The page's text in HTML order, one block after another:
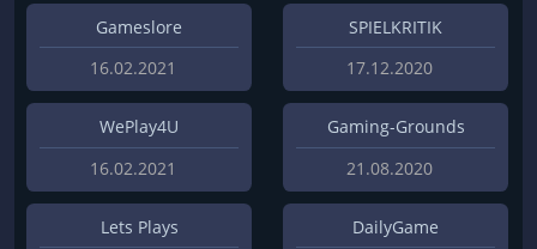
Gameslore
16.02.2021
SPIELKRITIK
17.12.2020
WePlay4U
16.02.2021
Gaming-Grounds
21.08.2020
Lets Plays
DailyGame